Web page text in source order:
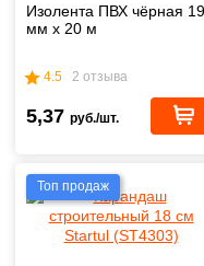
Изолента ПВХ чёрная 19
мм х 20 м
4.5 2 отзыва
5,37 руб./шт.
Топ продаж